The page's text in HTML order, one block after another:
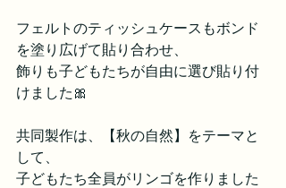
フェルトのティッシュケースもボンド
を塗り広げて貼り合わせ、
飾りも子どもたちが自由に選び貼り付
けました🎀
共同製作は、【秋の自然】をテーマと
して、
子どもたち全員がリンゴを作りました